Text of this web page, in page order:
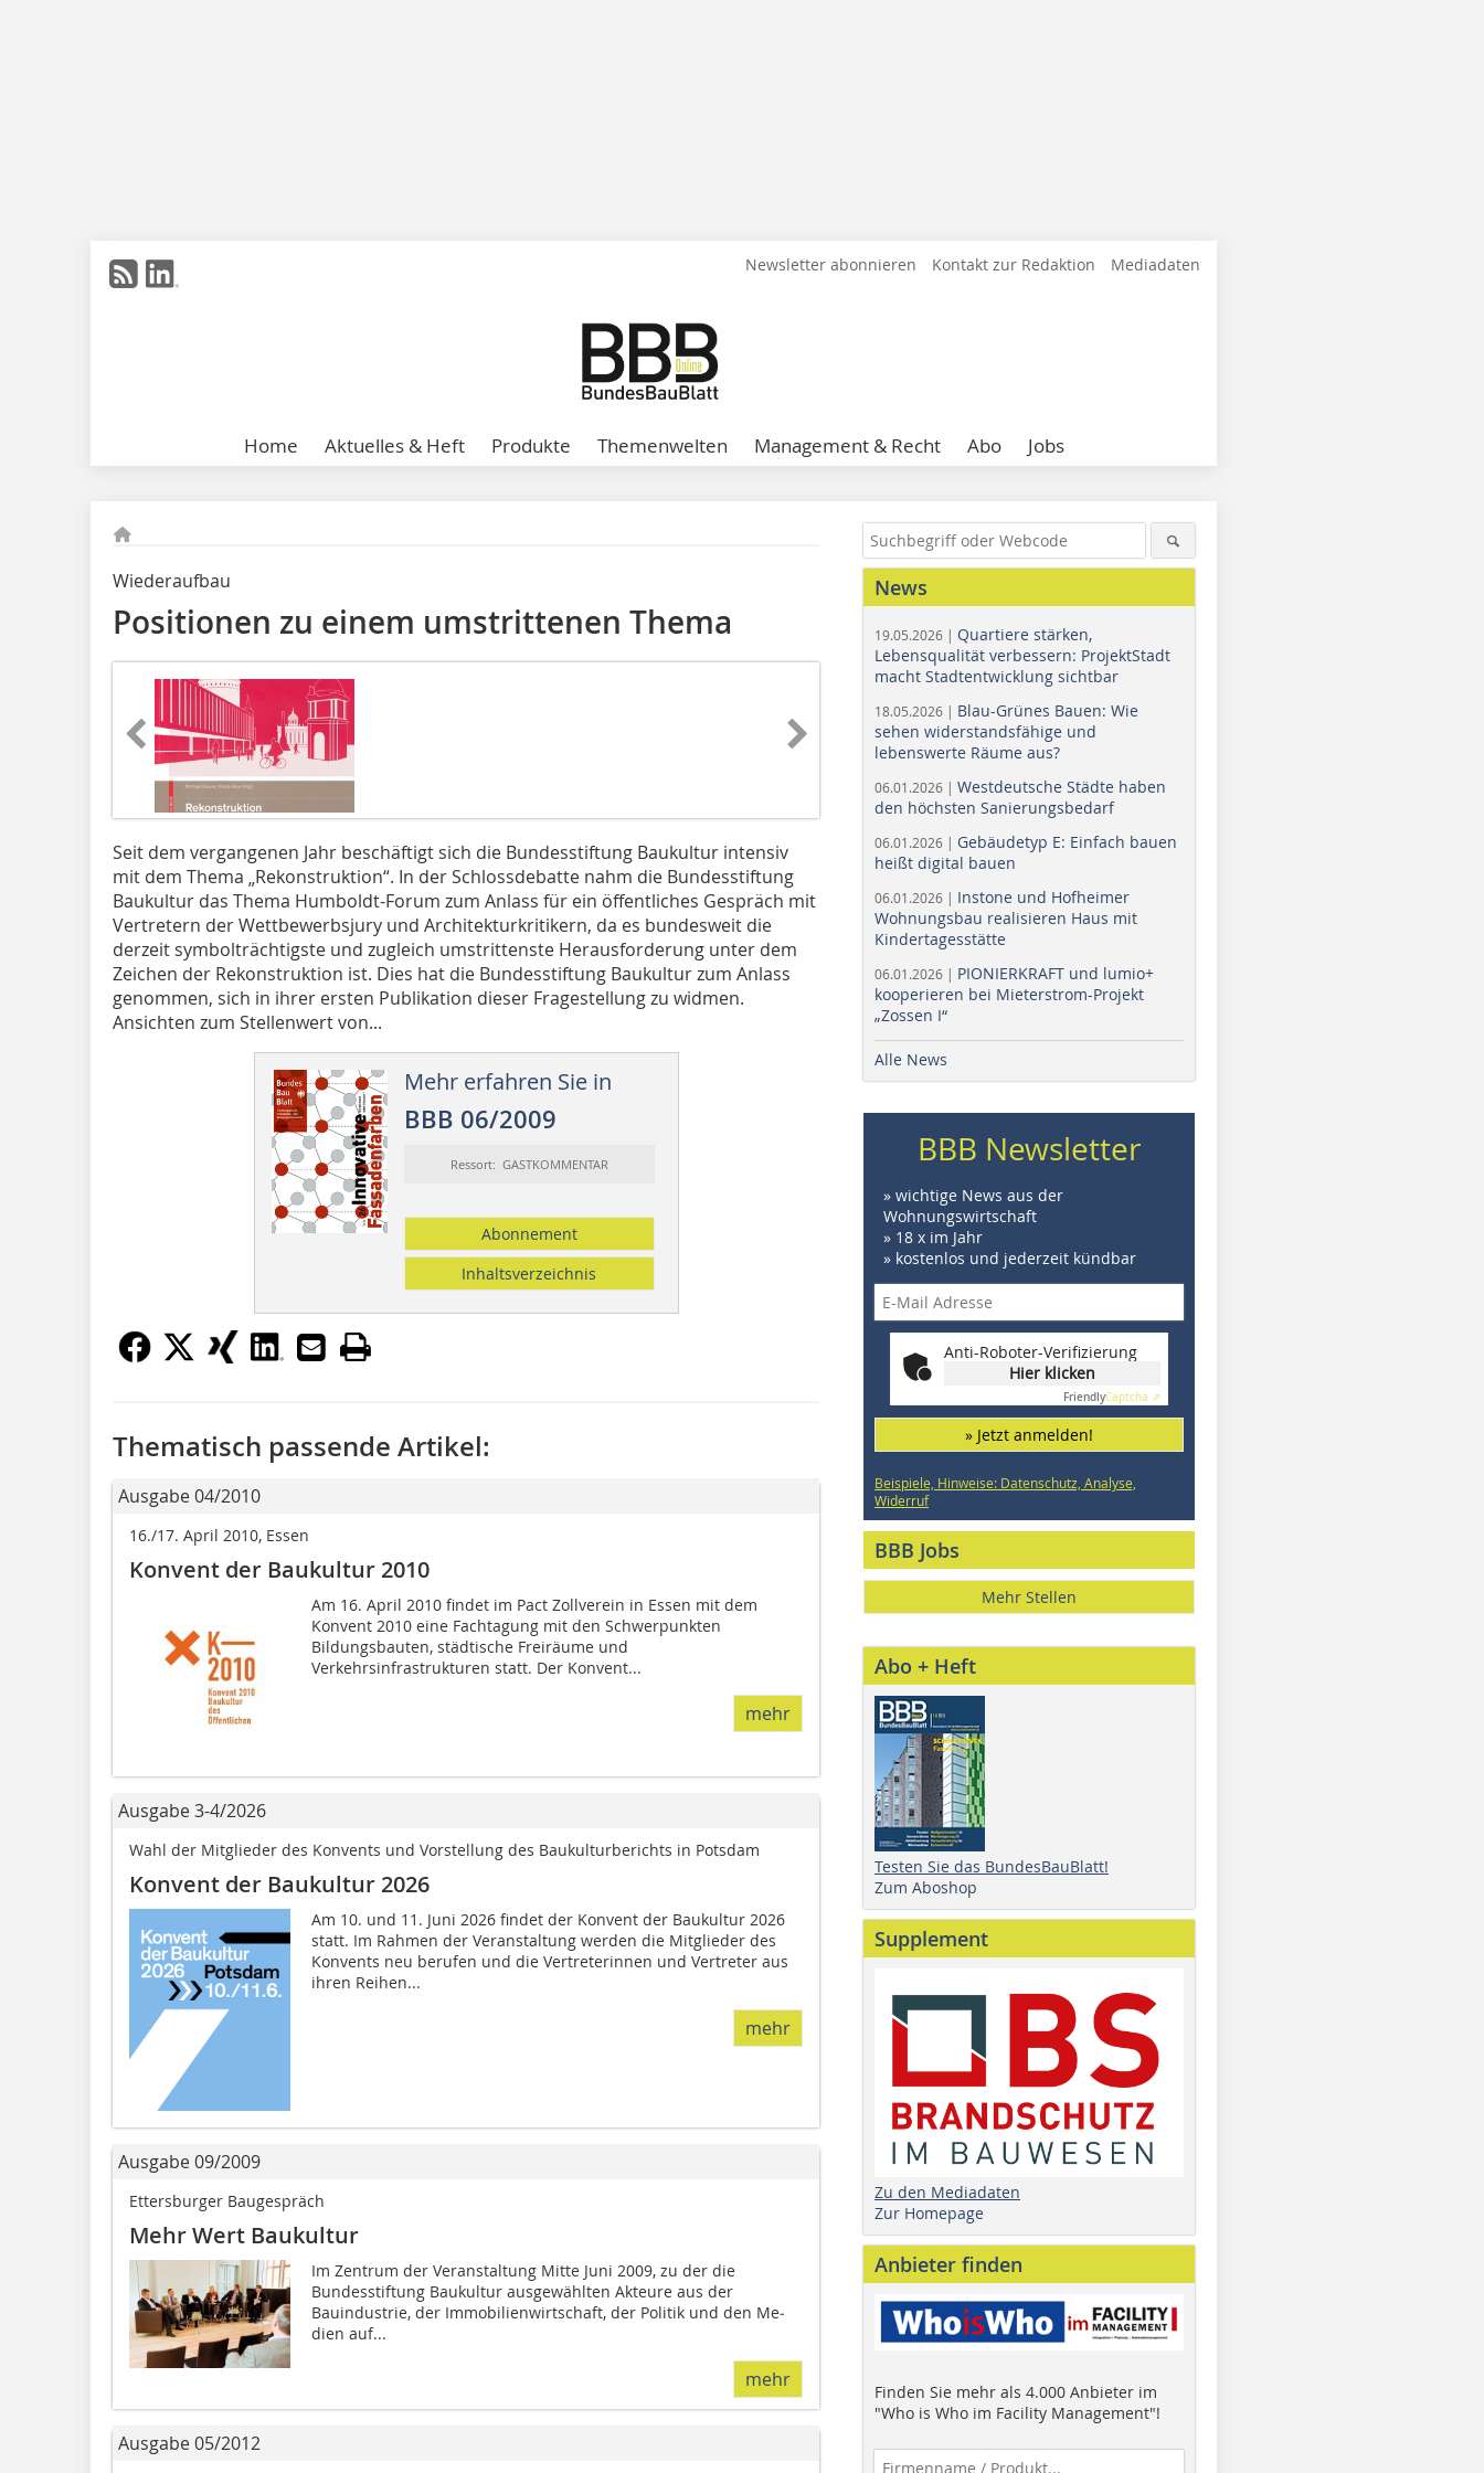
Newsletter abonnieren Kontakt zur Redaktion Mediadaten
Home Aktuelles & Heft Produkte Themenwelten Management & Recht Abo Jobs
Wiederaufbau
Positionen zu einem umstrittenen Thema
Seit dem vergangenen Jahr be­­schäftigt sich die Bundesstiftung Baukultur intensiv
mit dem ­The­­ma „Rekonstruktion“. In der Schlossdebatte nahm die Bundesstiftung
Baukultur das Thema Humboldt-Forum zum Anlass für ein öffentliches Gespräch mit
Vertretern der Wettbewerbsjury und Architekturkritikern, da es bundesweit die
derzeit symbolträchtigste und zugleich umstrittenste Herausforderung unter dem
Zeichen der Rekonstruktion ist. Dies hat die Bundesstiftung Baukultur zum Anlass
genommen, sich in ihrer ersten Publikation dieser Fragestellung zu widmen.
Ansichten zum Stellenwert von...
Mehr erfahren Sie in
BBB 06/2009
Ressort: GASTKOMMENTAR
Abonnement
Inhaltsverzeichnis
Thematisch passende Artikel:
Ausgabe 04/2010
16./17. April 2010, Essen
Konvent der Baukultur 2010
Am 16. April 2010 findet im Pact Zollverein in Essen mit dem
Konvent 2010 eine Fachtagung mit den Schwerpunkten
Bildungsbauten, städtische Freiräume und
Verkehrsinfrastrukturen statt. Der Konvent...
mehr
Ausgabe 3-4/2026
Wahl der Mitglieder des Konvents und Vorstellung des Baukulturberichts in Potsdam
Konvent der Baukultur 2026
Am 10. und 11. Juni 2026 findet der Konvent der Baukultur 2026
statt. Im Rahmen der Veranstaltung werden die Mitglieder des
Konvents neu berufen und die Vertreterinnen und Vertreter aus
ihren Reihen...
mehr
Ausgabe 09/2009
Ettersburger Baugespräch
Mehr Wert Baukultur
Im Zentrum der Veranstaltung Mitte Juni 2009, zu der die
Bundesstiftung Baukultur ausgewählten Akteure aus der
Bauindustrie, der Immobilienwirtschaft, der Politik und den Me­­­­­­
dien auf...
mehr
Ausgabe 05/2012
News
19.05.2026 | Quartiere stärken,
Lebensqualität verbessern: ProjektStadt
macht Stadtentwicklung sichtbar
18.05.2026 | Blau-Grünes Bauen: Wie
sehen widerstandsfähige und
lebenswerte Räume aus?
06.01.2026 | Westdeutsche Städte haben
den höchsten Sanierungsbedarf
06.01.2026 | Gebäudetyp E: Einfach bauen
heißt digital bauen
06.01.2026 | Instone und Hofheimer
Wohnungsbau realisieren Haus mit
Kindertagesstätte
06.01.2026 | PIONIERKRAFT und lumio+
kooperieren bei Mieterstrom-Projekt
„Zossen I“
Alle News
BBB Newsletter
» wichtige News aus der
Wohnungswirtschaft
» 18 x im Jahr
» kostenlos und jederzeit kündbar
Anti-Roboter-Verifizierung
Hier klicken
FriendlyCaptcha ⇗
» Jetzt anmelden!
Beispiele, Hinweise: Datenschutz, Analyse,
Widerruf
BBB Jobs
Mehr Stellen
Abo + Heft
Testen Sie das BundesBauBlatt!
Zum Aboshop
Supplement
Zu den Mediadaten
Zur Homepage
Anbieter finden
Finden Sie mehr als 4.000 Anbieter im
"Who is Who im Facility Management"!